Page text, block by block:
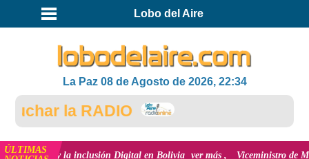
Lobo del Aire
La Paz 08 de Agosto de 2026, 22:34
la RADIO
ÚLTIMAS
y la inclusión Digital en Bolivia ver más Viceministro de Medio